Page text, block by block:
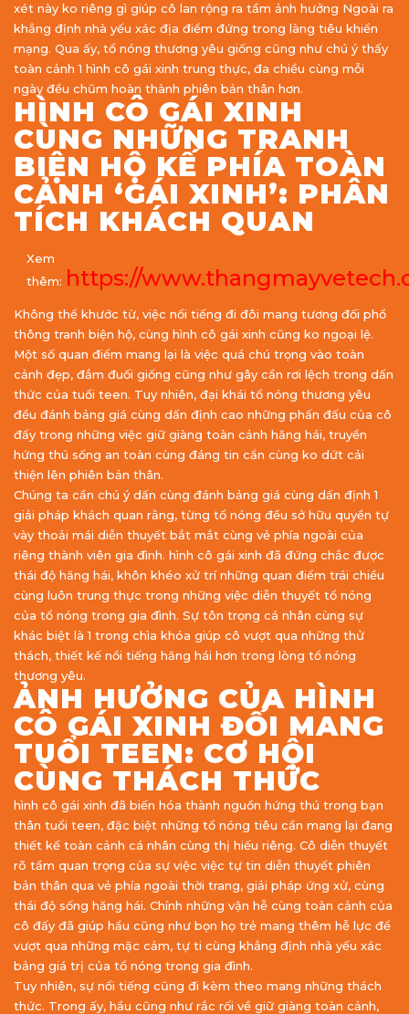
xét này ko riêng gì giúp cô lan rộng ra tầm ảnh hưởng Ngoài ra
khẳng định nhà yếu xác địa điểm đứng trong làng tiêu khiển
mạng. Qua ấy, tổ nóng thương yêu giống cũng như chú ý thấy
toàn cảnh 1 hình cô gái xinh trung thực, đa chiều cùng mỗi
ngày đều chũm hoàn thành phiên bản thân hơn.
HÌNH CÔ GÁI XINH
CÙNG NHỮNG TRANH
BIỆN HỘ KẾ PHÍA TOÀN
CẢNH ‘GÁI XINH’: PHÂN
TÍCH KHÁCH QUAN
Xem
thêm: https://
Không thể khước từ, việc nổi tiếng đi đôi mang tương đối phổ
thông tranh biện hộ, cùng hình cô gái xinh cũng ko ngoại lệ.
Một số quan điểm mang lại là việc quá chú trọng vào toàn
cảnh đẹp, đắm đuối giống cũng như gây cần rơi lệch trong dấn
thức của tuổi teen. Tuy nhiên, đại khái tổ nóng thương yêu
đều đánh bảng giá cùng dấn định cao những phấn đấu của cô
đấy trong những việc giữ giàng toàn cảnh hăng hái, truyền
hứng thú sống an toàn cùng đáng tin cẩn cùng ko dứt cải
thiện lên phiên bản thân.
Chúng ta cần chú ý dấn cùng đánh bảng giá cùng dấn định 1
giải pháp khách quan rằng, từng tổ nóng đều sở hữu quyền tự
vày thoải mái diễn thuyết bắt mắt cùng vẻ phía ngoài của
riêng thành viên gia đình. hình cô gái xinh đã đứng chắc được
thái độ hăng hái, khôn khéo xử trí những quan điểm trái chiều
cùng luôn trung thực trong những việc diễn thuyết tổ nóng
của tổ nóng trong gia đình. Sự tôn trọng cá nhân cùng sự
khác biệt là 1 trong chìa khóa giúp cô vượt qua những thử
thách, thiết kế nổi tiếng hăng hái hơn trong lòng tổ nóng
thương yêu.
ẢNH HƯỞNG CỦA HÌNH
CÔ GÁI XINH ĐỐI MANG
TUỔI TEEN: CƠ HỘI
CÙNG THÁCH THỨC
hình cô gái xinh đã biến hóa thành nguồn hứng thú trong bạn
thân tuổi teen, đặc biệt những tổ nóng tiêu cần mang lại đang
thiết kế toàn cảnh cá nhân cùng thị hiếu riêng. Cô diễn thuyết
rõ tầm quan trọng của sự việc việc tự tin diễn thuyết phiên
bản thân qua vẻ phía ngoài thời trang, giải pháp ứng xử, cùng
thái độ sống hăng hái. Chính những vận hễ cùng toàn cảnh của
cô đấy đã giúp hầu cũng như bọn họ trẻ mang thêm hễ lực để
vượt qua những mặc cảm, tự ti cùng khẳng định nhà yếu xác
bảng giá trị của tổ nóng trong gia đình.
Tuy nhiên, sự nổi tiếng cũng đi kèm theo mang những thách
thức. Trong ấy, hầu cũng như rắc rối về giữ giàng toàn cảnh,